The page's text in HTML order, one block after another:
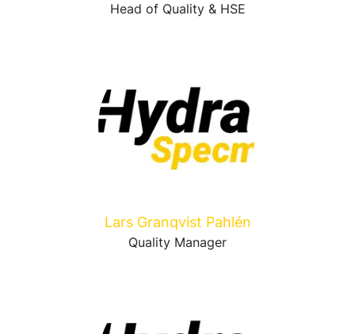
Head of Quality & HSE
Lars Granqvist Pahlén
Quality Manager